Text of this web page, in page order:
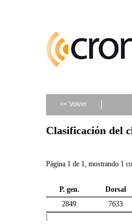
<< Volver
Clasificación del
Página 1 de 1, mostrando 1
P. gen. Dorsal
2849
7633
|